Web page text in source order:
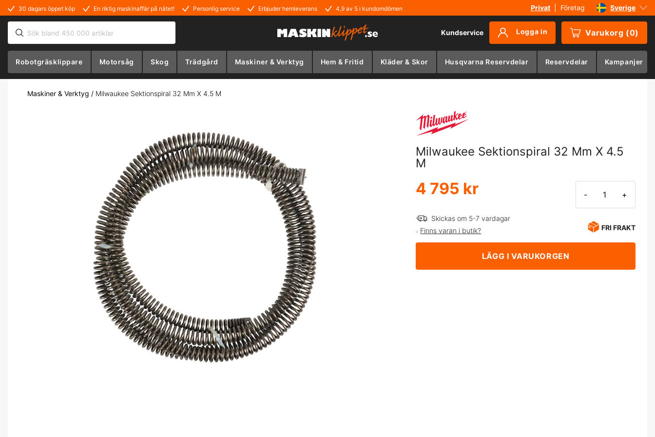
30 dagars öppet köp En riktig maskinaffär på nätet! Personlig service Erbjuder hemleverans 4,9 av 5 i kundomdömen Privat Företag
Sverige
Danmark
Norge
Kundservice Logga in Varukorg (0)
Robotgräsklippare Motorsåg Skog Trädgård Maskiner & Verktyg Hem & Fritid Kläder & Skor Husqvarna Reservdelar Reservdelar Kampanjer
Maskiner & Verktyg / Milwaukee Sektionspiral 32 Mm X 4.5 M
Milwaukee Sektionspiral 32 Mm X 4.5
M
4 795 kr - +
Skickas om 5-7 vardagar
Finns varan i butik?
FRI FRAKT
LÄGG I VARUKORGEN